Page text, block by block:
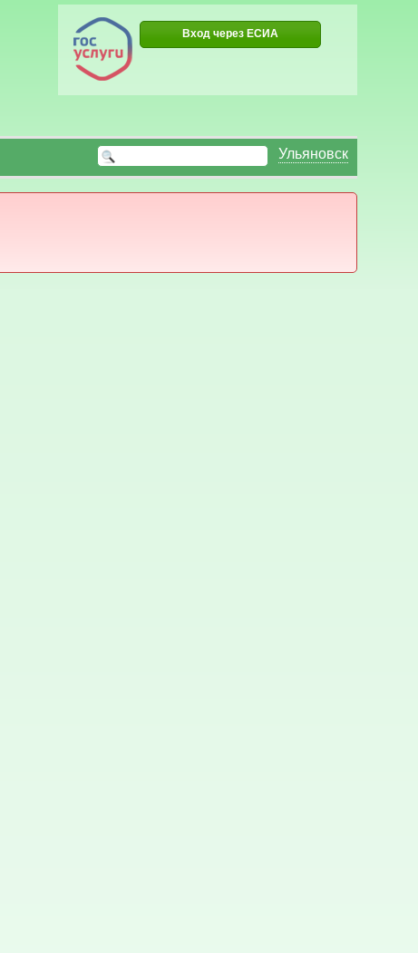
Вход через ЕСИА
Ульяновск